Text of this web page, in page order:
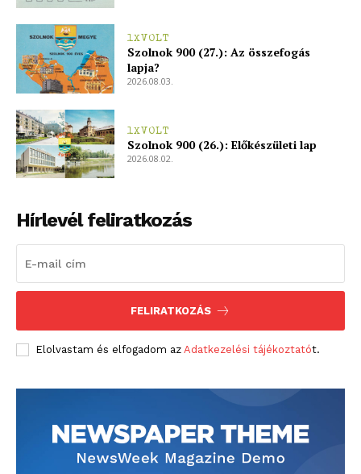
blogSZOLNOK
szubjektív élményportál
1XVOLT
Szolnok 900 (27.): Az összefogás
lapja?
2026.08.03.
1XVOLT
Szolnok 900 (26.): Előkészületi lap
2026.08.02.
Hírlevél feliratkozás
FELIRATKOZÁS
Elolvastam és elfogadom az Adatkezelési tájékoztatót.